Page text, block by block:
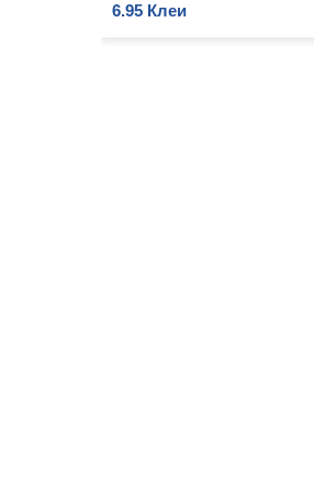
6.95 Клеи